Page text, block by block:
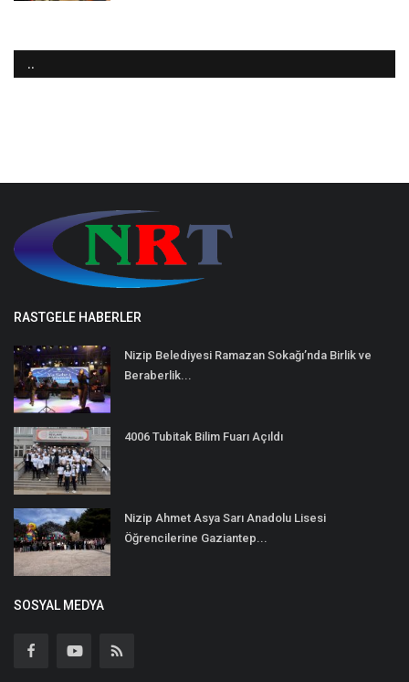
..
RASTGELE HABERLER
Nizip Belediyesi Ramazan Sokağı’nda Birlik ve
Beraberlik...
4006 Tubitak Bilim Fuarı Açıldı
Nizip Ahmet Asya Sarı Anadolu Lisesi
Öğrencilerine Gaziantep...
SOSYAL MEDYA